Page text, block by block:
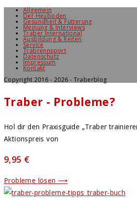
Allgemein
Der Heuboden
Gesundheit & Fütterung
Meinung & Interviews
Traber International
Ausbildung & Reiten
Service
Trabrennsport
Datenschutz
Impressum
Kontakt
Copyright 2016 - 2026 - Traberblog
Traber - Probleme?
Hol dir den Praxisguide „Traber
Aktionspreis von
9,95 €
Probleme lösen ⟶